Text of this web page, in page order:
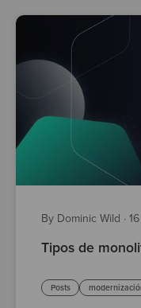
By Dominic Wild ·
Tipos de
Posts